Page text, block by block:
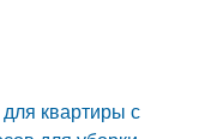
квартиры с